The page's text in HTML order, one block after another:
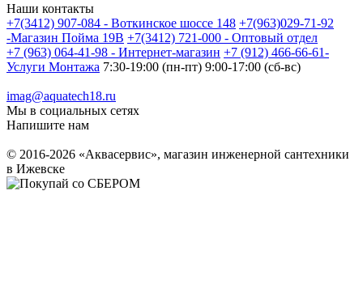
Наши контакты
+7(3412) 907-084 - Воткинское шоссе 148 +7(963)029-71-92
-Магазин Пойма 19В +7(3412) 721-000 - Оптовый отдел
+7 (963) 064-41-98 - Интернет-магазин +7 (912) 466-66-61-
Услуги Монтажа 7:30-19:00 (пн-пт) 9:00-17:00 (сб-вс)
imag@aquatech18.ru
Мы в социальных сетях
Напишите нам
© 2016-2026 «Аквасервис», магазин инженерной сантехники
в Ижевске